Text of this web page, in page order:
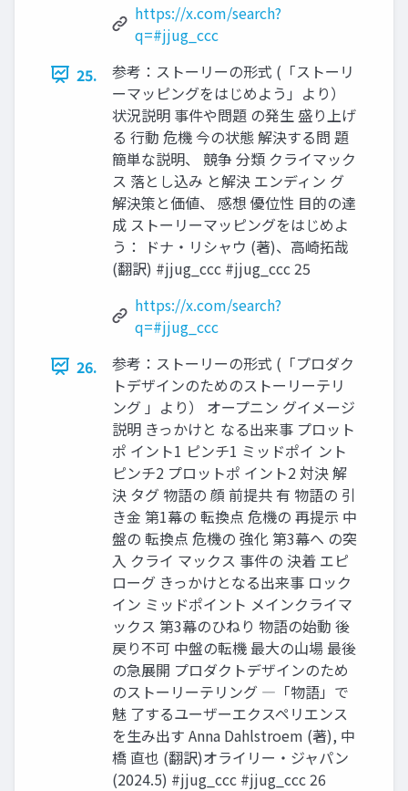
https://x.com/search?
q=#jjug_ccc
25.
参考：ストーリーの形式 (「ストーリ
ーマッピングをはじめよう」より）
状況説明 事件や問題 の発生 盛り上げ
る 行動 危機 今の状態 解決する問 題
簡単な説明、 競争 分類 クライマック
ス 落とし込み と解決 エンディン グ
解決策と価値、 感想 優位性 目的の達
成 ストーリーマッピングをはじめよ
う： ドナ・リシャウ (著)、高崎拓哉
(翻訳) #jjug_ccc #jjug_ccc 25
https://x.com/search?
q=#jjug_ccc
26.
参考：ストーリーの形式 (「プロダク
トデザインのためのストーリーテリ
ング 」より） オープニン グイメージ
説明 きっかけと なる出来事 プロット
ポ イント1 ピンチ1 ミッドポイ ント
ピンチ2 プロットポ イント2 対決 解
決 タグ 物語の 顔 前提共 有 物語の 引
き金 第1幕の 転換点 危機の 再提示 中
盤の 転換点 危機の 強化 第3幕へ の突
入 クライ マックス 事件の 決着 エピ
ローグ きっかけとなる出来事 ロック
イン ミッドポイント メインクライマ
ックス 第3幕のひねり 物語の始動 後
戻り不可 中盤の転機 最大の山場 最後
の急展開 プロダクトデザインのため
のストーリーテリング ―「物語」で
魅 了するユーザーエクスペリエンス
を生み出す Anna Dahlstroem (著), 中
橋 直也 (翻訳)オライリー・ジャパン
(2024.5) #jjug_ccc #jjug_ccc 26